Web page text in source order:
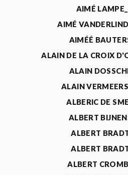
AIMÉ
AIMÉ
AIMÉÉ
ALAIN DE LA CROIX
ALAIN
ALAIN
ALBERIC DE
ALBERT
ALBERT
ALBERT
ALBERT